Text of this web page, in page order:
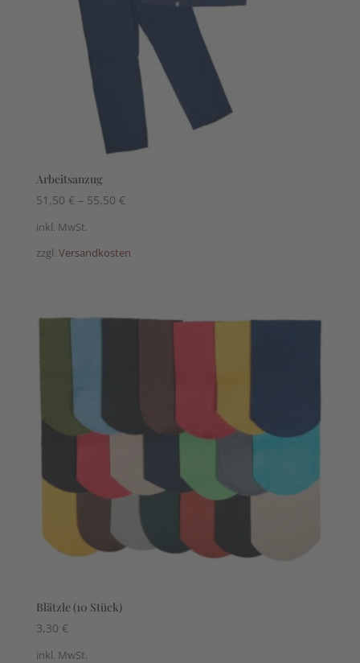
Arbeitsanzug
51,50 € – 55,50 €
inkl. MwSt.
zzgl. Versandkosten
Blätzle (10 Stück)
3,30 €
inkl. MwSt.